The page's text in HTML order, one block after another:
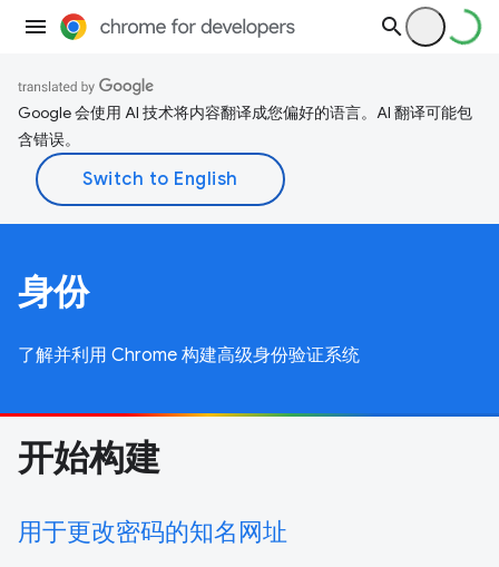
Google 会使用 AI 技术将内容翻译成您偏好的语言。AI 翻译可能包
含错误。
身份
了解并利用 Chrome 构建高级身份验证系统
开始构建
用于更改密码的知名网址